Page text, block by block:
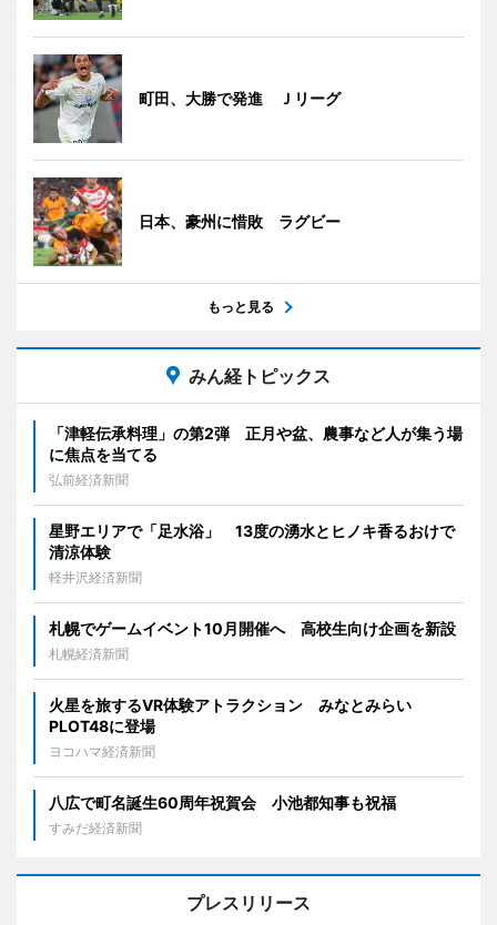
町田、大勝で発進 Ｊリーグ
日本、豪州に惜敗 ラグビー
もっと見る
みん経トピックス
「津軽伝承料理」の第2弾 正月や盆、農事など人が集う場
に焦点を当てる
弘前経済新聞
星野エリアで「足水浴」 13度の湧水とヒノキ香るおけで
清涼体験
軽井沢経済新聞
札幌でゲームイベント10月開催へ 高校生向け企画を新設
札幌経済新聞
火星を旅するVR体験アトラクション みなとみらい
PLOT48に登場
ヨコハマ経済新聞
八広で町名誕生60周年祝賀会 小池都知事も祝福
すみだ経済新聞
プレスリリース